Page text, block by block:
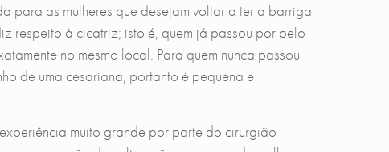
para as mulheres que desejam voltar a ter a barriga
respeito à cicatriz; isto é, quem já passou por pelo
no mesmo local. Para quem nunca passou
de uma cesariana, portanto é pequena e
muito grande por parte do cirurgião